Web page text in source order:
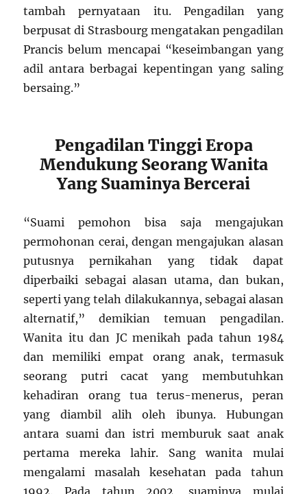
tambah pernyataan itu. Pengadilan yang
berpusat di Strasbourg mengatakan pengadilan
Prancis belum mencapai “keseimbangan yang
adil antara berbagai kepentingan yang saling
bersaing.”
Pengadilan Tinggi Eropa
Mendukung Seorang Wanita
Yang Suaminya Bercerai
“Suami pemohon bisa saja mengajukan
permohonan cerai, dengan mengajukan alasan
putusnya pernikahan yang tidak dapat
diperbaiki sebagai alasan utama, dan bukan,
seperti yang telah dilakukannya, sebagai alasan
alternatif,” demikian temuan pengadilan.
Wanita itu dan JC menikah pada tahun 1984
dan memiliki empat orang anak, termasuk
seorang putri cacat yang membutuhkan
kehadiran orang tua terus-menerus, peran
yang diambil alih oleh ibunya. Hubungan
antara suami dan istri memburuk saat anak
pertama mereka lahir. Sang wanita mulai
mengalami masalah kesehatan pada tahun